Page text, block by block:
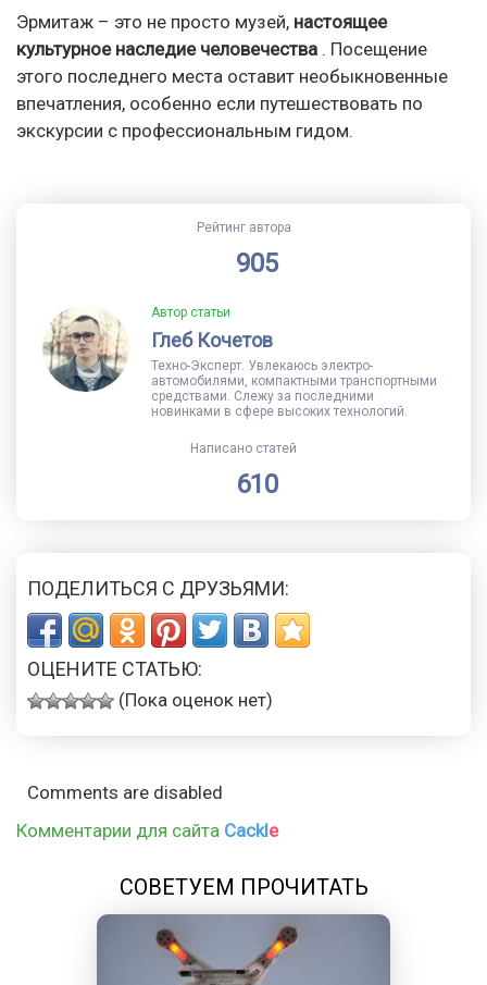
Эрмитаж – это не просто музей, настоящее
культурное наследие человечества . Посещение
этого последнего места оставит необыкновенные
впечатления, особенно если путешествовать по
экскурсии с профессиональным гидом.
Рейтинг автора
905
Автор статьи
Глеб Кочетов
Техно-Эксперт. Увлекаюсь электро-
автомобилями, компактными транспортными
средствами. Слежу за последними
новинками в сфере высоких технологий.
Написано статей
610
ПОДЕЛИТЬСЯ С ДРУЗЬЯМИ:
ОЦЕНИТЕ СТАТЬЮ:
(Пока оценок нет)
Comments are disabled
Комментарии для сайта Cackle
СОВЕТУЕМ ПРОЧИТАТЬ